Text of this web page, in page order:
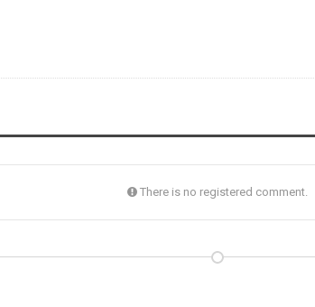
There is no registered comment.